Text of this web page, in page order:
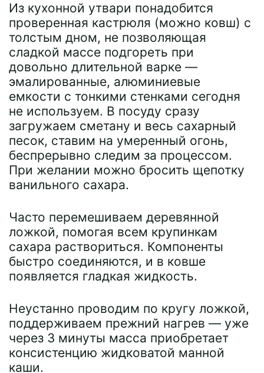
Из кухонной утвари понадобится
проверенная кастрюля (можно ковш) с
толстым дном, не позволяющая
сладкой массе подгореть при
довольно длительной варке —
эмалированные, алюминиевые
емкости с тонкими стенками сегодня
не используем. В посуду сразу
загружаем сметану и весь сахарный
песок, ставим на умеренный огонь,
беспрерывно следим за процессом.
При желании можно бросить щепотку
ванильного сахара.
Часто перемешиваем деревянной
ложкой, помогая всем крупинкам
сахара раствориться. Компоненты
быстро соединяются, и в ковше
появляется гладкая жидкость.
Неустанно проводим по кругу ложкой,
поддерживаем прежний нагрев — уже
через 3 минуты масса приобретает
консистенцию жидковатой манной
каши.